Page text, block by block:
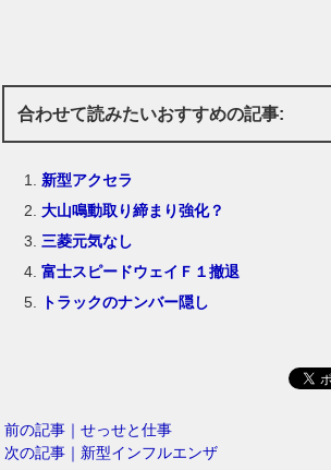
合わせて読みたいおすすめの記事:
新型アクセラ
大山鳴動取り締まり強化？
三菱元気なし
富士スピードウェイＦ１撤退
トラックのナンバー隠し
前の記事｜せっせと仕事
次の記事｜新型インフルエンザ